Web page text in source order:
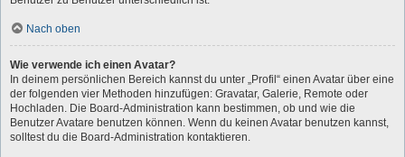
Nach oben
Wie verwende ich einen Avatar?
In deinem persönlichen Bereich kannst du unter „Profil“ einen Avatar über eine
der folgenden vier Methoden hinzufügen: Gravatar, Galerie, Remote oder
Hochladen. Die Board-Administration kann bestimmen, ob und wie die
Benutzer Avatare benutzen können. Wenn du keinen Avatar benutzen kannst,
solltest du die Board-Administration kontaktieren.